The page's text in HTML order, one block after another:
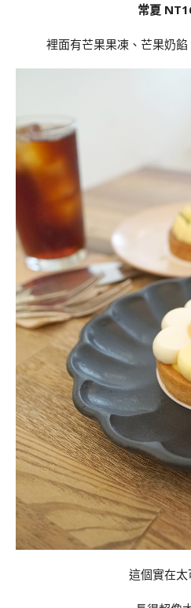
常夏
裡面有芒果果凍、芒果奶
這個實在太